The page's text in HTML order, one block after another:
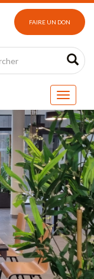
FAIRE UN DON